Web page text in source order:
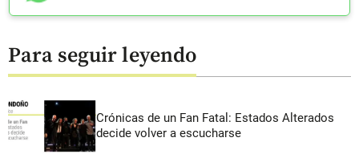
Para seguir leyendo
Crónicas de un Fan Fatal: Estados Alterados
decide volver a escucharse